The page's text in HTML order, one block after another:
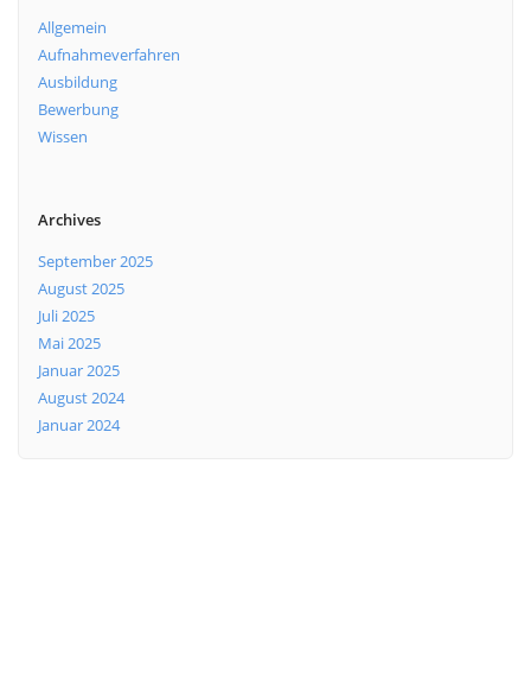
Allgemein
Aufnahmeverfahren
Ausbildung
Bewerbung
Wissen
Archives
September 2025
August 2025
Juli 2025
Mai 2025
Januar 2025
August 2024
Januar 2024